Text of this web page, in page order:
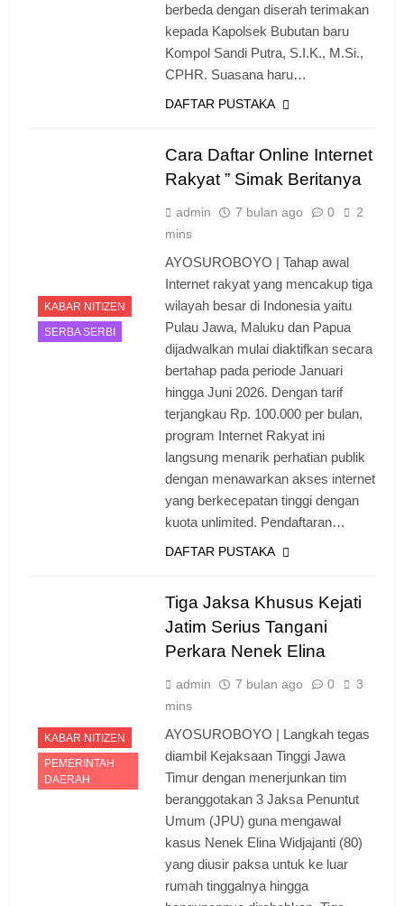
berbeda dengan diserah terimakan
kepada Kapolsek Bubutan baru
Kompol Sandi Putra, S.I.K., M.Si.,
CPHR. Suasana haru…
DAFTAR PUSTAKA
KABAR NITIZEN
SERBA SERBI
Cara Daftar Online Internet
Rakyat ” Simak Beritanya
admin 7 bulan ago 0
2
mins
AYOSUROBOYO | Tahap awal
Internet rakyat yang mencakup tiga
wilayah besar di Indonesia yaitu
Pulau Jawa, Maluku dan Papua
dijadwalkan mulai diaktifkan secara
bertahap pada periode Januari
hingga Juni 2026. Dengan tarif
terjangkau Rp. 100.000 per bulan,
program Internet Rakyat ini
langsung menarik perhatian publik
dengan menawarkan akses internet
yang berkecepatan tinggi dengan
kuota unlimited. Pendaftaran…
DAFTAR PUSTAKA
KABAR NITIZEN
PEMERINTAH
DAERAH
Tiga Jaksa Khusus Kejati
Jatim Serius Tangani
Perkara Nenek Elina
admin 7 bulan ago 0
3
mins
AYOSUROBOYO | Langkah tegas
diambil Kejaksaan Tinggi Jawa
Timur dengan menerjunkan tim
beranggotakan 3 Jaksa Penuntut
Umum (JPU) guna mengawal
kasus Nenek Elina Widjajanti (80)
yang diusir paksa untuk ke luar
rumah tinggalnya hingga